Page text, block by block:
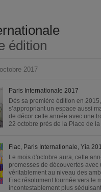
édition
2017
Paris Internationale 2017
Dès sa première édition en
s’appropriant un espace aussi
de décor cette année avec une
22 octobre près de la Place de
Fiac, Paris Internationale, Yia
Le mois d'octobre aura, cette
promesses de découvertes
véritablement au niveau des
Fiac résolument tournée vers le
incontestablement plus